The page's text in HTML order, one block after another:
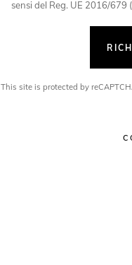
sensi del Reg. UE 2016/679
This site is protected by